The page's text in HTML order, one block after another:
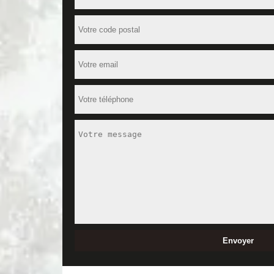
Vous souhaitez apporter un nouveau look à votre
possible de changer le style de votre maison
nous saurons trouver les meilleures options pour
Une équipe d’artisans qualifiés à
Afin de réaliser vos travaux d’aménagement
de rénovation de maison et d’appartement. Ils
plafond, ils sont toujours à votre écoute et vous
Un devis de rénovation de maison
Installée dans le 37340, MD Rénovation est une
notoriété et devenues une référence en matière